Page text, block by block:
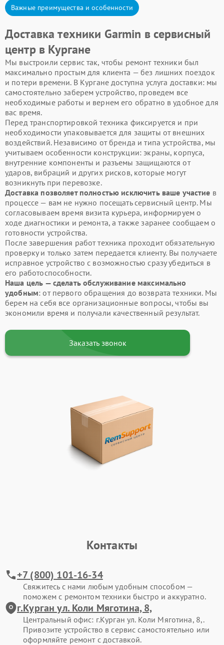
Важные преимущества и особенности
Доставка техники Garmin в сервисный
центр в Кургане
Мы выстроили сервис так, чтобы ремонт техники был
максимально простым для клиента — без лишних поездок
и потери времени. В Кургане доступна услуга доставки: мы
самостоятельно заберем устройство, проведем все
необходимые работы и вернем его обратно в удобное для
вас время.
Перед транспортировкой техника фиксируется и при
необходимости упаковывается для защиты от внешних
воздействий. Независимо от бренда и типа устройства, мы
учитываем особенности конструкции: экраны, корпуса,
внутренние компоненты и разъемы защищаются от
ударов, вибраций и других рисков, которые могут
возникнуть при перевозке.
Доставка позволяет полностью исключить ваше участие в
процессе — вам не нужно посещать сервисный центр. Мы
согласовываем время визита курьера, информируем о
ходе диагностики и ремонта, а также заранее сообщаем о
готовности устройства.
После завершения работ техника проходит обязательную
проверку и только затем передается клиенту. Вы получаете
исправное устройство с возможностью сразу убедиться в
его работоспособности.
Наша цель — сделать обслуживание максимально
удобным: от первого обращения до возврата техники. Мы
берем на себя все организационные вопросы, чтобы вы
экономили время и получали качественный результат.
Заказать звонок
Контакты
+7 (800) 101-16-34
Свяжитесь с нами любым удобным способом —
поможем с ремонтом техники быстро и аккуратно.
г.Курган ул. Коли Мяготина, 8,
Центральный офис: г.Курган ул. Коли Мяготина, 8,.
Привозите устройство в сервис самостоятельно или
оформляйте ремонт с доставкой.